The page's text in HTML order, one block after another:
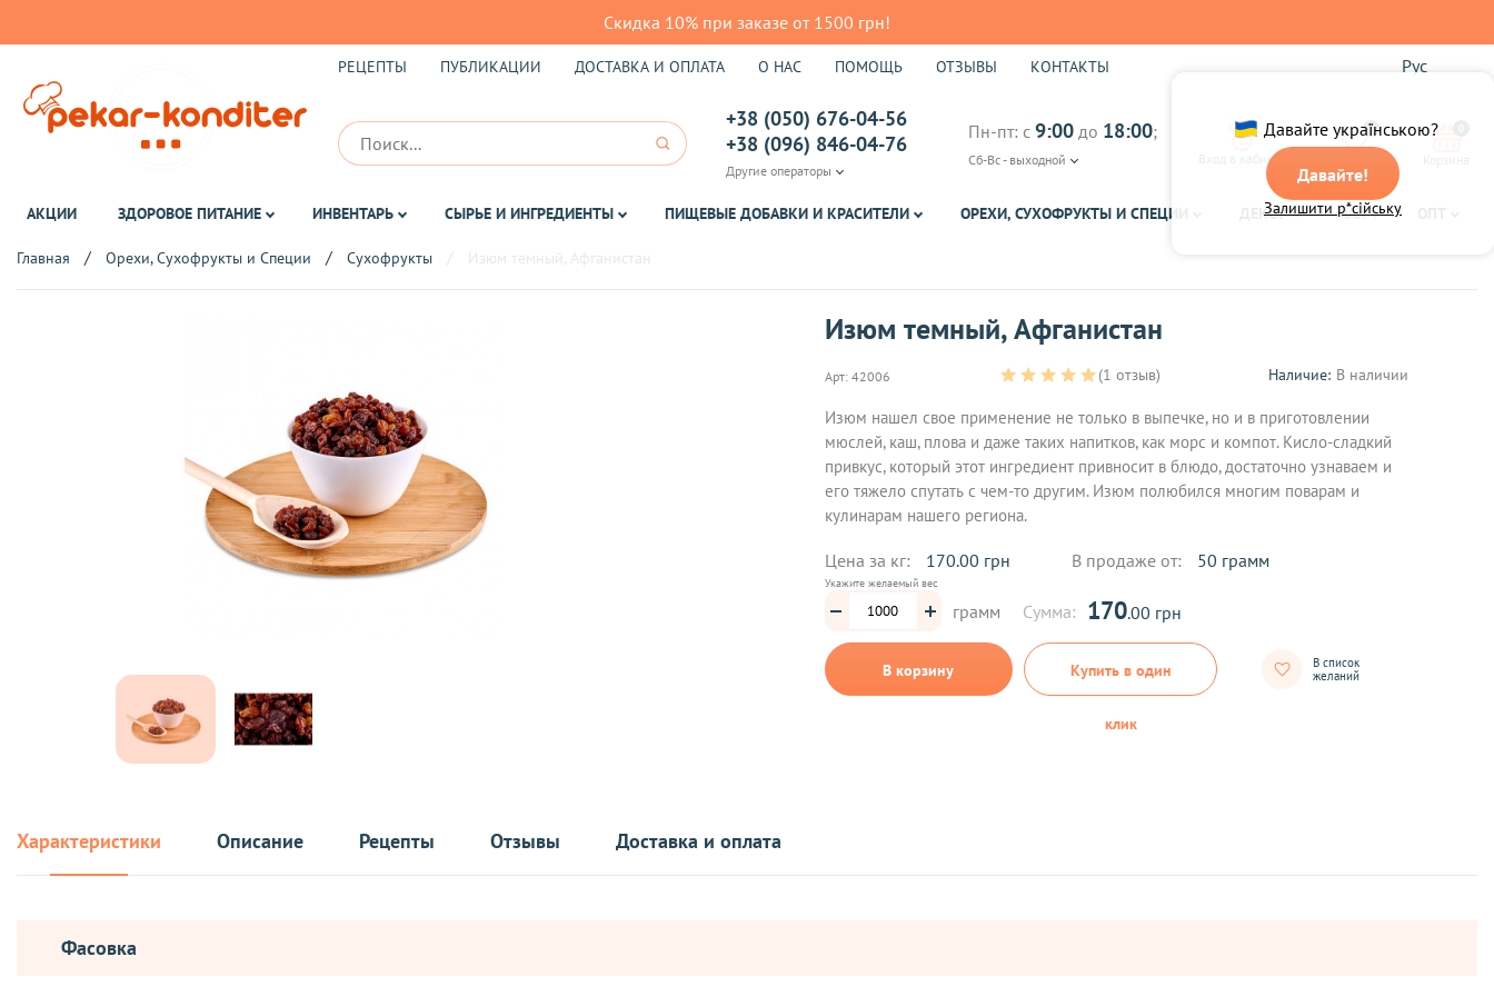
Скидка 10% при заказе от 1500 грн!
Давайте українською?
Давайте!
Залишити р*сійську
РЕЦЕПТЫ ПУБЛИКАЦИИ ДОСТАВКА И ОПЛАТА О НАС ПОМОЩЬ ОТЗЫВЫ КОНТАКТЫ Рус
+38 (050) 676-04-56
+38 (096) 846-04-76
Другие операторы
Пн-пт: с 9:00 до 18:00;
Сб-Вс - выходной Вход в кабинет
0
АКЦИИ ЗДОРОВОЕ ПИТАНИЕ ИНВЕНТАРЬ СЫРЬЕ И ИНГРЕДИЕНТЫ ПИЩЕВЫЕ ДОБАВКИ И КРАСИТЕЛИ ОРЕХИ, СУХОФРУКТЫ И СПЕЦИИ ДЕКОР ЧАЙ
Главная Орехи, Сухофрукты и Специи Сухофрукты
Изюм темный, Афганистан
Арт: 42006 (1 отзыв) Наличие: В наличии
Изюм нашел свое применение не только в выпечке, но и в приготовлении
мюслей, каш, плова и даже таких напитков, как морс и компот. Кисло-сладкий
привкус, который этот ингредиент привносит в блюдо, достаточно узнаваем и
его тяжело спутать с чем-то другим. Изюм полюбился многим поварам и
кулинарам нашего региона.
Цена за кг: 170.00 грн В продаже от: 50 грамм
Укажите желаемый вес
грамм Сумма: 170.00 грн
В корзину Купить в один
клик
В список
желаний
Характеристики Описание Рецепты Отзывы Доставка и оплата
Фасовка